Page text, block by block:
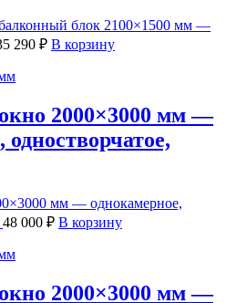
блок 2100×1500 мм —
290 ₽ В корзину
2000×3000 мм —
одностворчатое,
мм — однокамерное,
48 000 ₽ В корзину
2000×3000 мм —